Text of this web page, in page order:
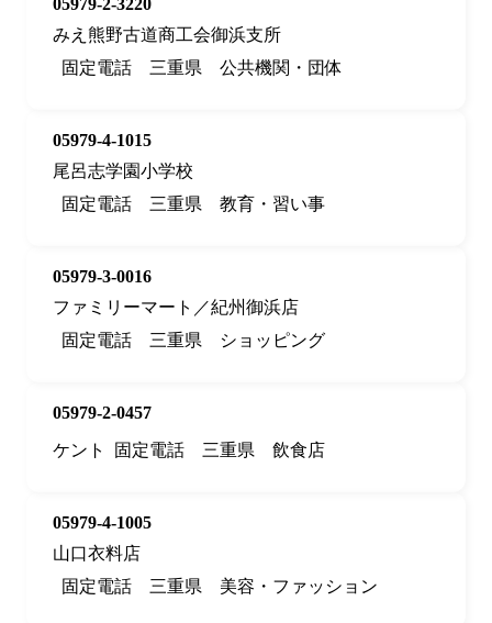
05979-2-3220
みえ熊野古道商工会御浜支所
固定電話
三重県 公共機関・団体
05979-4-1015
尾呂志学園小学校
固定電話
三重県 教育・習い事
05979-3-0016
ファミリーマート／紀州御浜店
固定電話
三重県 ショッピング
05979-2-0457
ケント
固定電話 三重県 飲食店
05979-4-1005
山口衣料店
固定電話
三重県 美容・ファッション